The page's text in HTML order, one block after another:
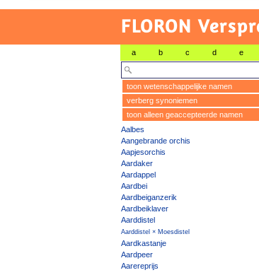
FLORON
a b c d e
toon wetenschappelijke namen
verberg synoniemen
toon alleen geaccepteerde namen
Aalbes
Aangebrande orchis
Aapjesorchis
Aardaker
Aardappel
Aardbei
Aardbeiganzerik
Aardbeiklaver
Aarddistel
Aarddistel × Moesdistel
Aardkastanje
Aardpeer
Aarereprijs